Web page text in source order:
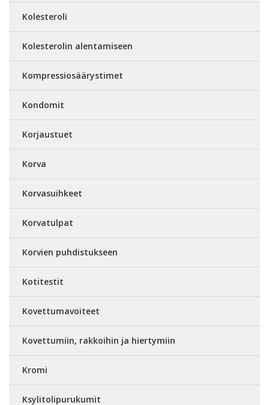
Kolesteroli
Kolesterolin alentamiseen
Kompressiosäärystimet
Kondomit
Korjaustuet
Korva
Korvasuihkeet
Korvatulpat
Korvien puhdistukseen
Kotitestit
Kovettumavoiteet
Kovettumiin, rakkoihin ja hiertymiin
Kromi
Ksylitolipurukumit